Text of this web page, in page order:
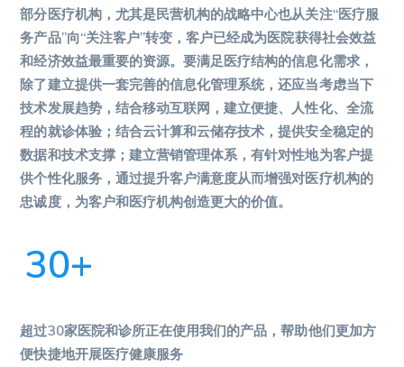
部分医疗机构，尤其是民营机构的战略中心也从关注“医疗服
务产品”向“关注客户”转变，客户已经成为医院获得社会效益
和经济效益最重要的资源。要满足医疗结构的信息化需求，
除了建立提供一套完善的信息化管理系统，还应当考虑当下
技术发展趋势，结合移动互联网，建立便捷、人性化、全流
程的就诊体验；结合云计算和云储存技术，提供安全稳定的
数据和技术支撑；建立营销管理体系，有针对性地为客户提
供个性化服务，通过提升客户满意度从而增强对医疗机构的
忠诚度，为客户和医疗机构创造更大的价值。
30+
超过30家医院和诊所正在使用我们的产品，帮助他们更加方
便快捷地开展医疗健康服务